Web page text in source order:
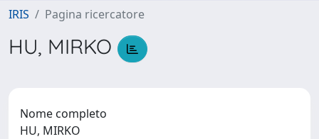
IRIS Pagina ricercatore
HU, MIRKO
Nome completo
HU, MIRKO